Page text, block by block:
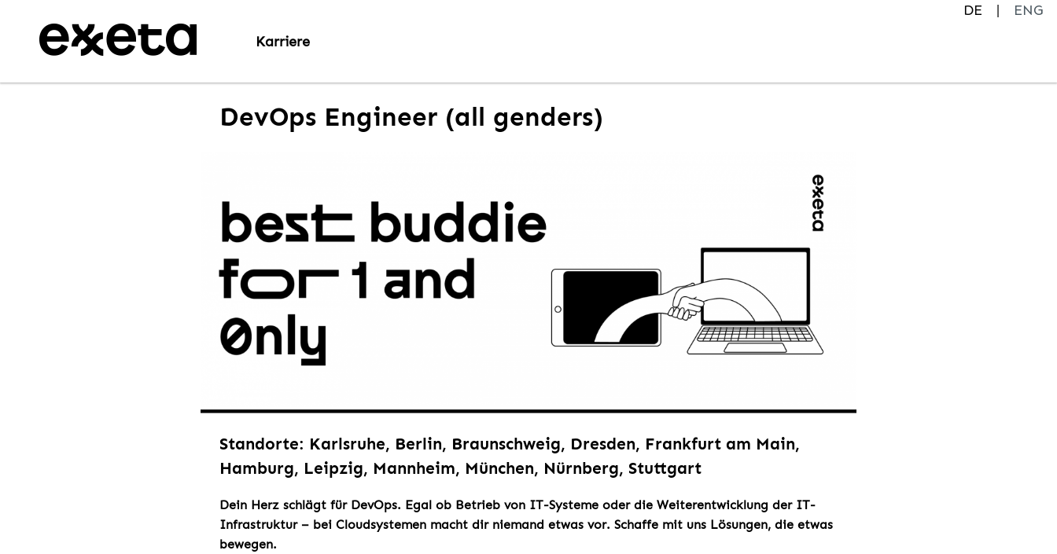
DE
ENG
Karriere
DevOps Engineer (all genders)
Standorte: Karlsruhe, Berlin, Braunschweig, Dresden, Frankfurt am Main,
Hamburg, Leipzig, Mannheim, München, Nürnberg, Stuttgart
Dein Herz schlägt für DevOps. Egal ob Betrieb von IT-Systeme oder die Weiterentwicklung der IT-
Infrastruktur – bei Cloudsystemen macht dir niemand etwas vor. Schaffe mit uns Lösungen, die etwas
bewegen.